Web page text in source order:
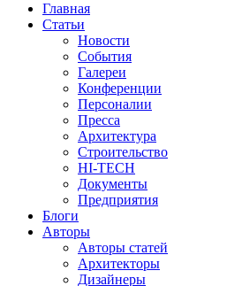
Главная
Статьи
Новости
События
Галереи
Конференции
Персоналии
Пресса
Архитектура
Строительство
HI-TECH
Документы
Предприятия
Блоги
Авторы
Авторы статей
Архитекторы
Дизайнеры